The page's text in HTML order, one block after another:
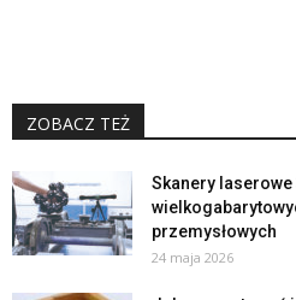
ZOBACZ TEŻ
Skanery
przemysłowych
24 maja 2026